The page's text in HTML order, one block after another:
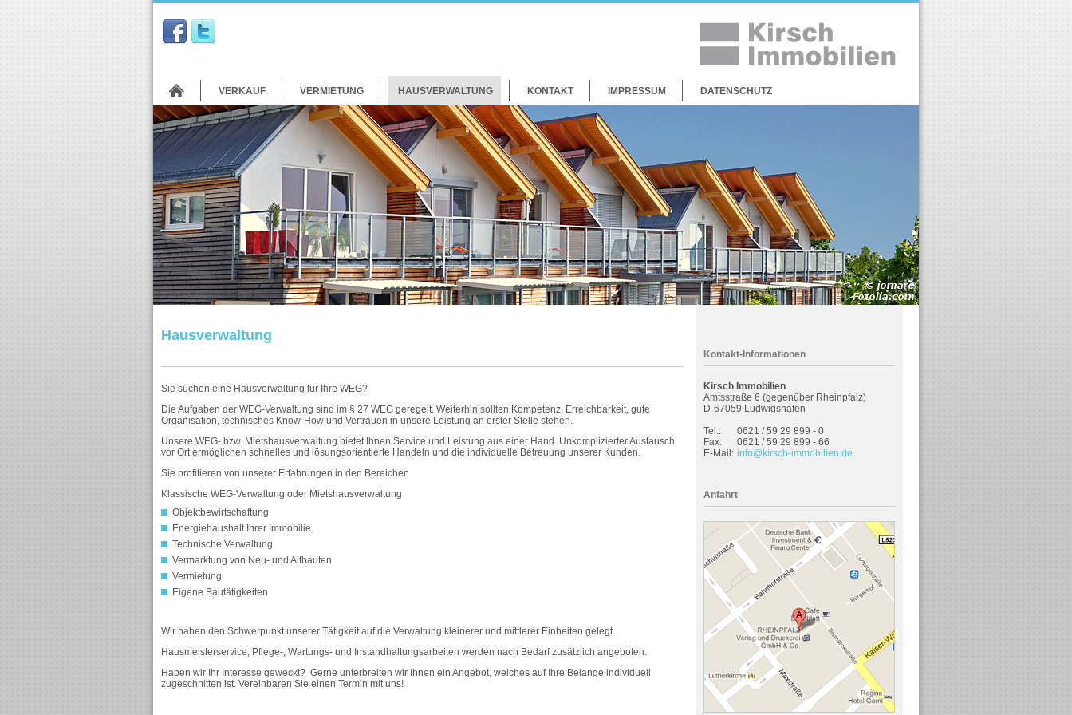
VERKAUF VERMIETUNG HAUSVERWALTUNG KONTAKT IMPRESSUM DATENSCHUTZ
Hausverwaltung
Sie suchen eine Hausverwaltung für Ihre WEG?
Die Aufgaben der WEG-Verwaltung sind im § 27 WEG geregelt. Weiterhin sollten Kompetenz, Erreichbarkeit, gute
Organisation, technisches Know-How und Vertrauen in unsere Leistung an erster Stelle stehen.
Unsere WEG- bzw. Mietshausverwaltung bietet Ihnen Service und Leistung aus einer Hand. Unkomplizierter Austausch
vor Ort ermöglichen schnelles und lösungsorientierte Handeln und die individuelle Betreuung unserer Kunden.
Sie profitieren von unserer Erfahrungen in den Bereichen
Klassische WEG-Verwaltung oder Mietshausverwaltung
Objektbewirtschaftung
Energiehaushalt Ihrer Immobilie
Technische Verwaltung
Vermarktung von Neu- und Altbauten
Vermietung
Eigene Bautätigkeiten
Wir haben den Schwerpunkt unserer Tätigkeit auf die Verwaltung kleinerer und mittlerer Einheiten gelegt.
Hausmeisterservice, Pflege-, Wartungs- und Instandhaltungsarbeiten werden nach Bedarf zusätzlich angeboten.
Haben wir Ihr Interesse geweckt? Gerne unterbreiten wir Ihnen ein Angebot, welches auf Ihre Belange individuell
zugeschnitten ist. Vereinbaren Sie einen Termin mit uns!
Kontakt-Informationen
Kirsch Immobilien
Amtsstraße 6 (gegenüber Rheinpfalz)
D-67059 Ludwigshafen
Tel.:
0621 / 59 29 899 - 0
Fax:
0621 / 59 29 899 - 66
E-Mail: info@kirsch-immobilien.de
Anfahrt